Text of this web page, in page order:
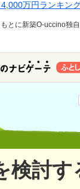
万円ランキン
とに新築O-uccino独
検討